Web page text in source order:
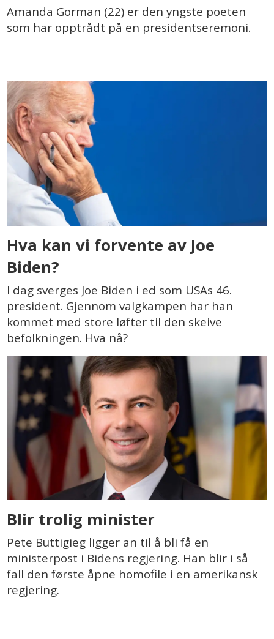
Amanda Gorman (22) er den yngste poeten
som har opptrådt på en presidentseremoni.
Hva kan vi forvente av Joe
Biden?
I dag sverges Joe Biden i ed som USAs 46.
president. Gjennom valgkampen har han
kommet med store løfter til den skeive
befolkningen. Hva nå?
Blir trolig minister
Pete Buttigieg ligger an til å bli få en
ministerpost i Bidens regjering. Han blir i så
fall den første åpne homofile i en amerikansk
regjering.